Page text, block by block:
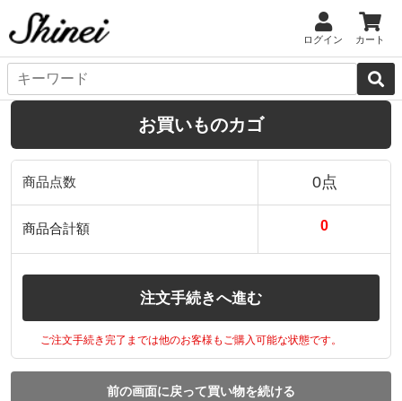
ログイン カート
お買いものカゴ
商品点数 0点
商品合計額 0
注文手続きへ進む
ご注文手続き完了までは他のお客様もご購入可能な状態です。
前の画面に戻って買い物を続ける